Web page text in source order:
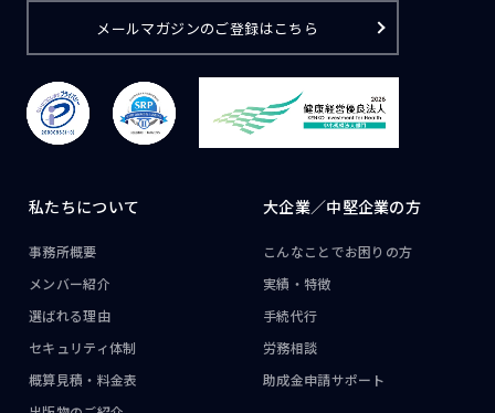
メールマガジンのご登録はこちら
私たちについて
事務所概要
メンバー紹介
選ばれる理由
セキュリティ体制
概算見積・料金表
大企業／中堅企業の方
こんなことでお困りの方
実績・特徴
手続代行
労務相談
助成金申請サポート